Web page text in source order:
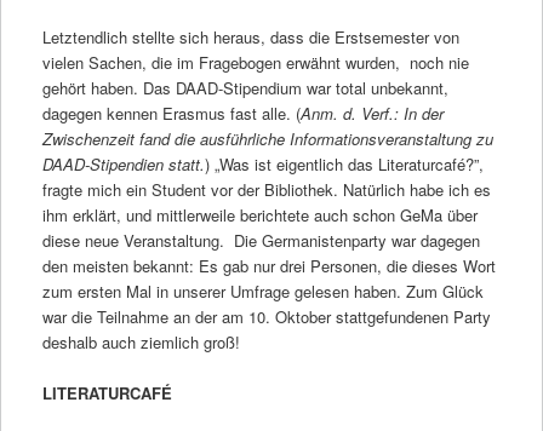
Letztendlich stellte sich heraus, dass die Erstsemester von
vielen Sachen, die im Fragebogen erwähnt wurden, noch nie
gehört haben. Das DAAD-Stipendium war total unbekannt,
dagegen kennen Erasmus fast alle. (Anm. d. Verf.: In der
Zwischenzeit fand die ausführliche Informationsveranstaltung zu
DAAD-Stipendien statt.) „Was ist eigentlich das Literaturcafé?”,
fragte mich ein Student vor der Bibliothek. Natürlich habe ich es
ihm erklärt, und mittlerweile berichtete auch schon GeMa über
diese neue Veranstaltung. Die Germanistenparty war dagegen
den meisten bekannt: Es gab nur drei Personen, die dieses Wort
zum ersten Mal in unserer Umfrage gelesen haben. Zum Glück
war die Teilnahme an der am 10. Oktober stattgefundenen Party
deshalb auch ziemlich groß!
LITERATURCAFÉ